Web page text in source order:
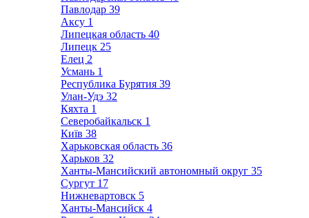
Павлодар 39
Аксу 1
Липецкая область 40
Липецк 25
Елец 2
Усмань 1
Республика Бурятия 39
Улан-Удэ 32
Кяхта 1
Северобайкальск 1
Київ 38
Харьковская область 36
Харьков 32
Ханты-Мансийский автономный округ 35
Сургут 17
Нижневартовск 5
Ханты-Мансийск 4